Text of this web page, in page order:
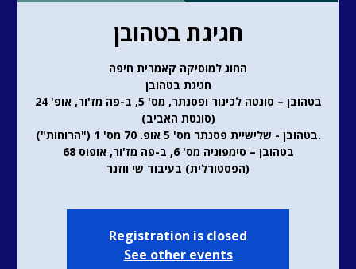
חגיגת בטהובן
החוג למוסיקה קאמרית חיפה
חגיגת בטהובן
בטהובן – סונטה לכינור ופסנתר, מס' 5, ב-פה מז'ור, אופ' 24
(סונטת האביב)
בטהובן - שלישיית פסנתר מס' 5 אופ. 70 מס' 1 ("הרוחות").
בטהובן – סימפוניה מס' 6, ב-פה מז'ור, אופוס 68
(הפסטורלית) בעיבוד שי ווזנר
Registration is closed
See other events